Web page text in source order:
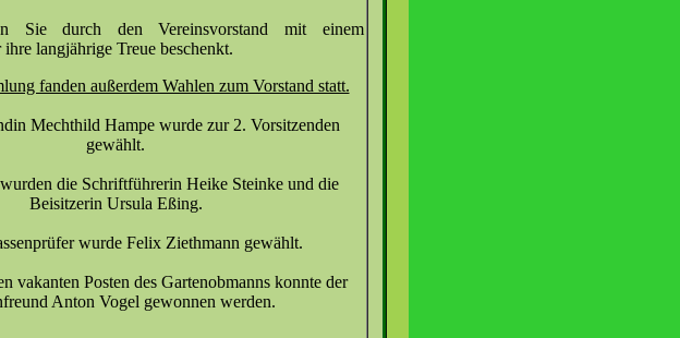
Sie durch den Vereinsvorstand mit einem
langjährige Treue beschenkt.
fanden außerdem Wahlen zum Vorstand statt.
Mechthild Hampe wurde zur 2. Vorsitzenden
gewählt.
die Schriftführerin Heike Steinke und die
Beisitzerin Ursula Eßing.
wurde Felix Ziethmann gewählt.
vakanten Posten des Gartenobmanns konnte der
Anton Vogel gewonnen werden.